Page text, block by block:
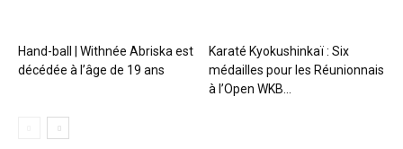
Hand-ball | Withnée Abriska est
décédée à l’âge de 19 ans
Karaté Kyokushinkaï : Six
médailles pour les Réunionnais
à l’Open WKB...